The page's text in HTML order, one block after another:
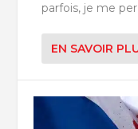
parfois, je me
EN SAVOIR